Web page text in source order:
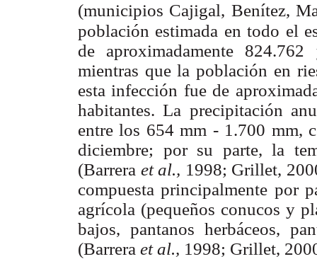
(municipios Cajigal, Benítez,
población estimada en todo el
de aproximadamente
mientras que la población en
esta infección fue de
habitantes. La precipitación
entre los 654 mm - 1.700 mm,
diciembre; por su parte, la
(Barrera et al., 1998; Grillet,
compuesta principalmente por
agrícola (pequeños conucos y
bajos, pantanos herbáceos,
(Barrera et al., 1998; Grillet,